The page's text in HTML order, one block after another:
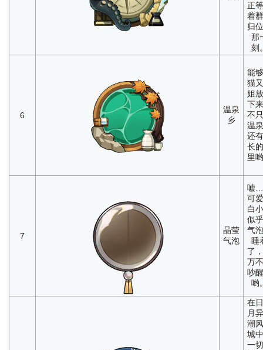
正
着
归
那
刻
6
温泉
乡
能
猫
姐
下
不
温
还
长
里
7
晶莹
气泡
嘘
可
白
似
气
睡
了
万
吵
哟
在
月
潮
城
一